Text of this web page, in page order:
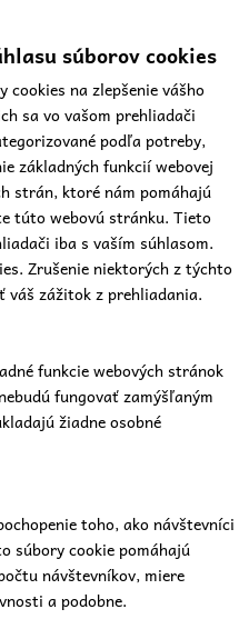
súborov cookies
na zlepšenie vášho
sa vo vašom prehliadači
podľa potreby,
základných funkcií webovej
strán, ktoré nám pomáhajú
túto webovú stránku. Tieto
iba s vaším súhlasom.
Zrušenie niektorých z týchto
váš zážitok z prehliadania.
funkcie webových stránok
fungovať zamýšľaným
žiadne osobné
toho, ako návštevníci
súbory cookie pomáhajú
návštevníkov, miere
a podobne.